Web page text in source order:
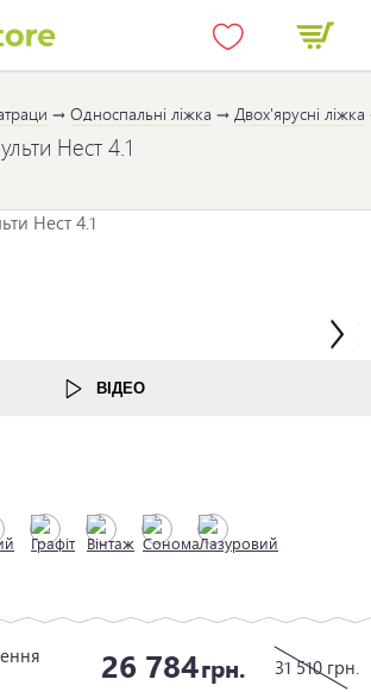
Односпальні ліжка Двох'ярусні ліжка
Нест 4.1
ВІДЕО
31 510 грн.
26 784грн.